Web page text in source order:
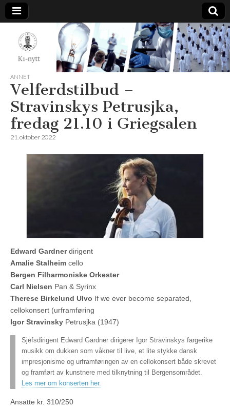
K1-
Nytt
ANNET
Velferdstilbud –
Stravinskys Petrusjka,
fredag 21.10 i Griegsalen
21. oktober 2022
Edward Gardnerdirigent
Amalie Stalheim cello
Bergen Filharmoniske Orkester
Carl Nielsen Pan & Syrinx
Therese Birkelund Ulvo If we ever become separated,
cellokonsert (urframføring
Igor Stravinsky Petrusjka (1947)
Sjefsdirigent Edward Gardner dirigerer Igor Stravinskys fargerike
musikk om dukken som våkner til live, et lite stykke dansk
impresjonisme og urframføringen av en cellokonsert både skrevet
og framført av kunstnere med tilknytning til Bergensområdet.
Les mer om konserten her.
Ansatte kr. 310/250